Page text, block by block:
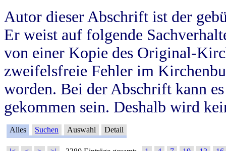
Autor dieser Abschrift ist der
Er weist auf folgende
von einer Kopie des Original-
zweifelsfreie Fehler im
worden. Bei der Abschrift kann
gekommen sein. Deshalb wird
Alles Suchen Auswahl Detail